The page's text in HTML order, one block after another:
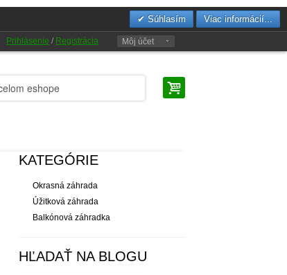
Súhlasím Viac informácií...
Prihlásenie / Registrácia Môj účet
KATEGÓRIE
Okrasná záhrada
Úžitková záhrada
Balkónová záhradka
HĽADAŤ NA BLOGU